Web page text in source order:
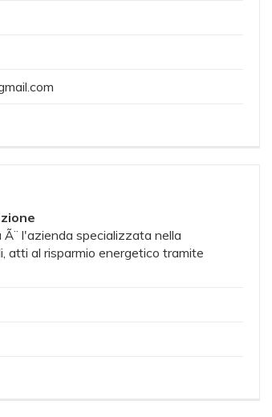
Ã¨ l'azienda specializzata nella
atti al risparmio energetico tramite